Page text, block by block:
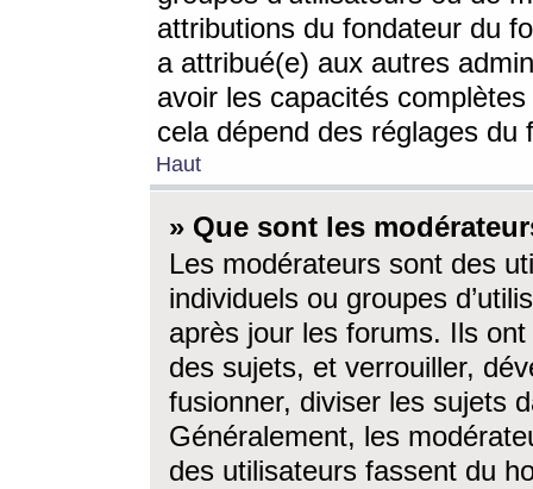
attributions du fondateur du
a attribué(e) aux autres
avoir les capacités
cela dépend des réglages du
Haut
» Que sont les
Les modérateurs sont des
individuels ou groupes
après jour les forums. Ils ont
des sujets, et verrouiller,
fusionner, diviser les sujets
Généralement, les
des utilisateurs fassent du